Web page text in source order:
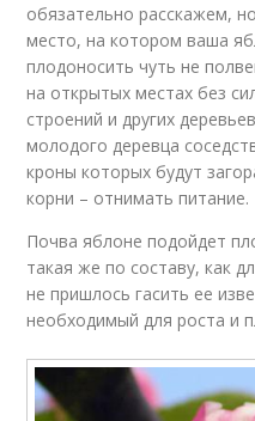
обязательно расскажем,
место, на котором ваша
плодоносить чуть не
на открытых местах без
строений и других
молодого деревца
кроны которых будут
корни – отнимать питание.
Почва яблоне подойдет
такая же по составу, как
не пришлось гасить ее
необходимый для роста и